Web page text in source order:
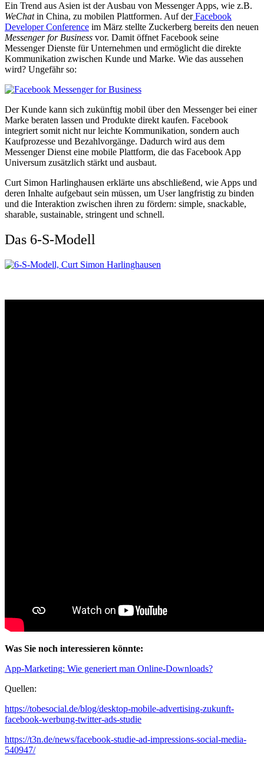
Ein Trend aus Asien ist der Ausbau von Messenger Apps, wie z.B.
WeChatin China, zu mobilen Plattformen. Auf der Facebook
Developer Conference im März stellte Zuckerberg bereits den neuen
Messenger for Business vor. Damit öffnet Facebook seine
Messenger Dienste für Unternehmen und ermöglicht die direkte
Kommunikation zwischen Kunde und Marke. Wie das aussehen
wird? Ungefähr so:
Der Kunde kann sich zukünftig mobil über den Messenger bei einer
Marke beraten lassen und Produkte direkt kaufen. Facebook
integriert somit nicht nur leichte Kommunikation, sondern auch
Kaufprozesse und Bezahlvorgänge. Dadurch wird aus dem
Messenger Dienst eine mobile Plattform, die das Facebook App
Universum zusätzlich stärkt und ausbaut.
Curt Simon Harlinghausen erklärte uns abschließend, wie Apps und
deren Inhalte aufgebaut sein müssen, um User langfristig zu binden
und die Interaktion zwischen ihren zu fördern: simple, snackable,
sharable, sustainable, stringent und schnell.
Das 6-S-Modell
Was Sie noch interessieren könnte:
App-Marketing: Wie generiert man Online-Downloads?
Quellen:
https://tobesocial.de/blog/desktop-mobile-advertising-zukunft-
facebook-werbung-twitter-ads-studie
https://t3n.de/news/facebook-studie-ad-impressions-social-media-
540947/